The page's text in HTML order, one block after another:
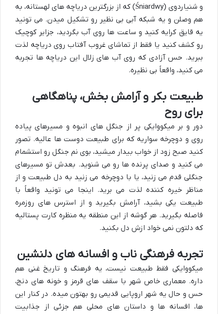
و شنیاردوی (Śniardwy) که از بزرگترین دریاچه های لهستانه، به
هم وصلن و یه شبکه آبی بی نظیر رو تشکیل میدن. می تونید
یه قایق کرایه کنید و ساعت ها روی آب بگردید، جزایر کوچیک
رو کشف کنید یا فقط از تماشای غروب آفتاب روی دریاچه لذت
ببرید. حس آزادی که روی آب های زلال این دریاچه ها تجربه
می کنید، واقعاً بی نظیره.
طبیعت بکر و آرامش بخش، پناهگاهی
برای روح
دور و بر میکووایکی پر از جنگل های انبوه و مسیرهای پیاده
روی و دوچرخه سواریه که برای طبیعت دوست ها عالیه. تصور
کنید صبح زود از خواب بیدار میشید، بوی نم جنگل رو استشمام
می کنید و صدای پرنده ها رو می شنوید. بعدش تو مسیرهای
جنگلی قدم می زنید، یا با دوچرخه می زنید به دل طبیعت و از
مناظر خیره کننده لذت می برید. اینجا می تونید واقعاً با
طبیعت یکی بشید، آرامش بگیرید و از استرس های روزمره
فاصله بگیرید. هر گوشه از این منطقه یه منظره کارت پستالیه
که دلتون نمی خواد ازش دل بکنید.
تجربه فرهنگی ناب و افسانه های دلنشین
میکووایکی فقط طبیعت نیست، یه فرهنگ و تاریخ غنی هم
داره. معماری خاص شهر با سقف های قرمز و خونه های دنج،
حس و حال یه شهر اروپایی قدیمی رو بهتون میده. در کنار این
ها، افسانه ها و داستان های محلی هم جزئی از جذابیت